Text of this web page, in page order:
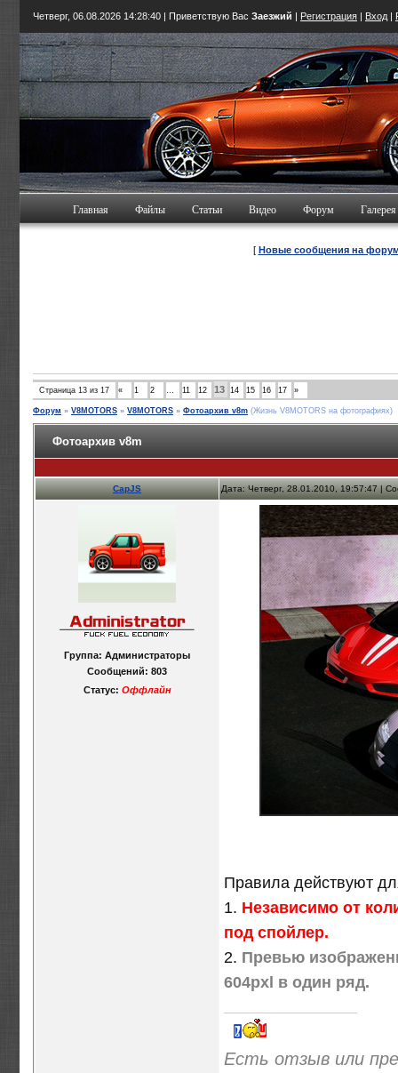
Четверг, 06.08.2026 14:28:42 | Приветствую Вас Заезжий | Регистрация | Вход |
Главная Файлы Статьи Видео Форум Галерея
[ Новые сообщения на
Страница 13 из 17 « 1 2 11 12 13 14 15 16 17 »
Форум » V8MOTORS » V8MOTORS » Фотоархив v8m (Жизнь V8MOTORS на фотографиях)
Фотоархив v8m
CapJS Дата: Четверг, 28.01.2010, 19:57:47 |
Группа: Администраторы
Сообщений: 803
Статус: Оффлайн
Правила действуют
1. Независимо от
под спойлер.
2. Превью
604pxl в один ряд.
Есть отзыв или